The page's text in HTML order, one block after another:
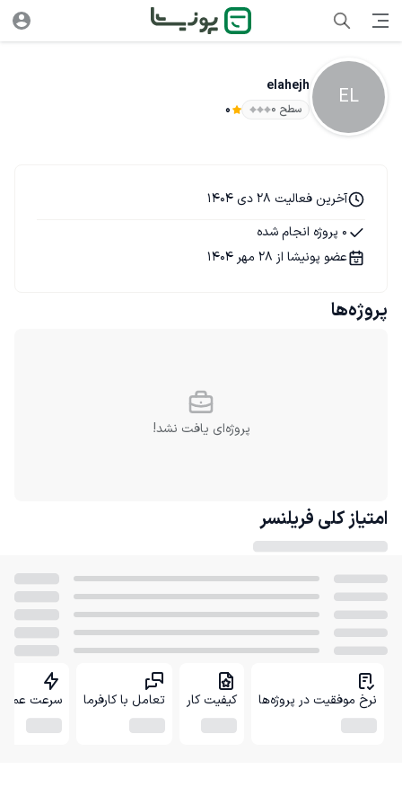
EL
elahejh
سطح ۰ 0
آخرین فعالیت 28 دی 1404
0 پروژه انجام شده
عضو پونیشا از 28 مهر 1404
پروژه‌ها
پروژه‌ای یافت نشد!
امتیاز کلی فریلنسر
نرخ موفقیت در پروژه‌ها کیفیت کار تعامل با کارفرما سرعت عمل